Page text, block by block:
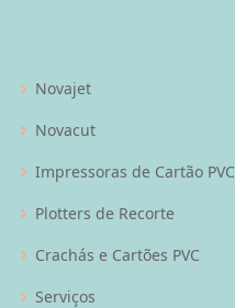
Novajet
Novacut
Impressoras de Cartão PVC
Plotters de Recorte
Crachás e Cartões PVC
Serviços